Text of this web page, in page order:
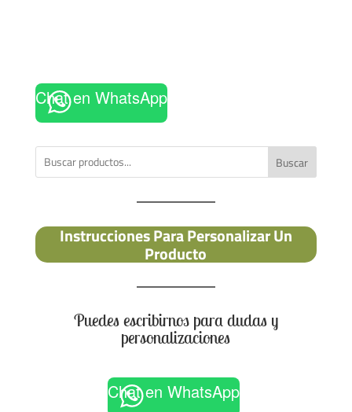
Chat en WhatsApp
Buscar
Instrucciones Para Personalizar Un
Producto
Puedes escribirnos para dudas y
personalizaciones
Chat en WhatsApp